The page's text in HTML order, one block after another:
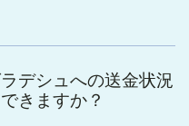
デシュへの送金状況
きますか？